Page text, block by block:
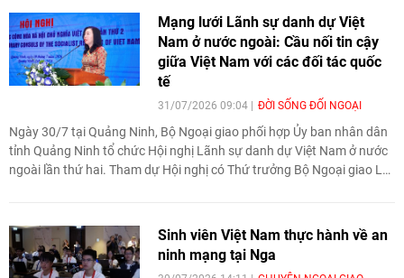
Mạng lưới Lãnh sự danh dự Việt
Nam ở nước ngoài: Cầu nối tin cậy
giữa Việt Nam với các đối tác quốc
tế
31/07/2026 09:04 ĐỜI SỐNG ĐỐI NGOẠI
Ngày 30/7 tại Quảng Ninh, Bộ Ngoại giao phối hợp Ủy ban nhân dân
tỉnh Quảng Ninh tổ chức Hội nghị Lãnh sự danh dự Việt Nam ở nước
ngoài lần thứ hai. Tham dự Hội nghị có Thứ trưởng Bộ Ngoại giao Lê
ban, ngành, địa phương, doanh nghiệp và hiệp hội.
Sinh viên Việt Nam thực hành về an
ninh mạng tại Nga